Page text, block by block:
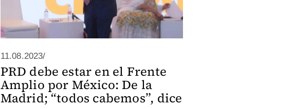
11.08.2023/
PRD debe estar en el Frente
Amplio por México: De la
Madrid; “todos cabemos”, dice